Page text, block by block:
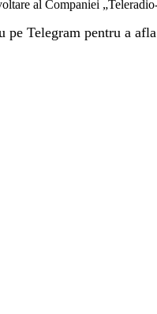
al Companiei
pe Telegram pentru a